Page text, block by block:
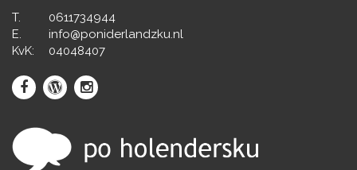
T.
0611734944
E.
info@poniderlandzku.nl
KvK:
04048407